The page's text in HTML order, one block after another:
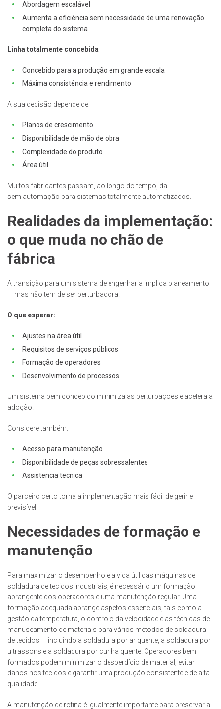
Abordagem escalável
Aumenta a eficiência sem necessidade de uma renovação
completa do sistema
Linha totalmente concebida
Concebido para a produção em grande escala
Máxima consistência e rendimento
A sua decisão depende de:
Planos de crescimento
Disponibilidade de mão de obra
Complexidade do produto
Área útil
Muitos fabricantes passam, ao longo do tempo, da
semiautomação para sistemas totalmente automatizados.
Realidades da implementação:
o que muda no chão de
fábrica
A transição para um sistema de engenharia implica planeamento
— mas não tem de ser perturbadora.
O que esperar:
Ajustes na área útil
Requisitos de serviços públicos
Formação de operadores
Desenvolvimento de processos
Um sistema bem concebido minimiza as perturbações e acelera a
adoção.
Considere também:
Acesso para manutenção
Disponibilidade de peças sobressalentes
Assistência técnica
O parceiro certo torna a implementação mais fácil de gerir e
previsível.
Necessidades de formação e
manutenção
Para maximizar o desempenho e a vida útil das máquinas de
soldadura de tecidos industriais, é necessário um formação
abrangente dos operadores e uma manutenção regular. Uma
formação adequada abrange aspetos essenciais, tais como a
gestão da temperatura, o controlo da velocidade e as técnicas de
manuseamento de materiais para vários métodos de soldadura
de tecidos — incluindo a soldadura por ar quente, a soldadura por
ultrassons e a soldadura por cunha quente. Operadores bem
formados podem minimizar o desperdício de material, evitar
danos nos tecidos e garantir uma produção consistente e de alta
qualidade.
A manutenção de rotina é igualmente importante para preservar a